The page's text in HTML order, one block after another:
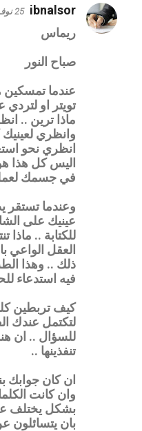
ibnalsor 25 نوفمبر 2012 في 10:43 ص
ريماس
صباح النور
عندما تمسكين
تويتر او
ماذا ترين ..
وانظري
انظري نحو
اليس كل هذا
في جسمك
وعندما تستقر
عينيك على
للكتابة ..
العقل
ذلك .. وهذا
فيه استدعاء
كيف تربطين
لتكتمل عندك
للسؤال .. ان
تنفذينها ..
ان كان جوابك
وان كانت
بشكل يختلف عن
بان يتسائلون